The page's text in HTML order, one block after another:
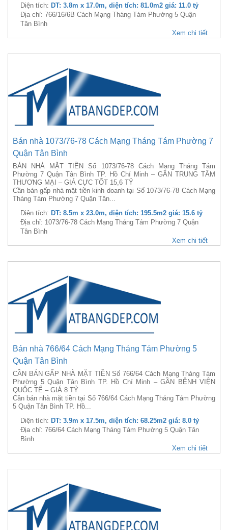
Diện tích: DT: 3.8m x 17.0m, diện tích: 81.0m2 giá: 11.0 tỷ
Địa chỉ: 766/16/6B Cách Mạng Tháng Tám Phường 5 Quận
Tân Bình
Xem chi tiết
Bán nhà 1073/76-78 Cách Mạng Tháng Tám Phường 7
Quận Tân Bình
BÁN NHÀ MẶT TIỀN Số 1073/76-78 Cách Mạng Tháng Tám
Phường 7 Quận Tân Bình TP. Hồ Chí Minh – GẦN TRUNG TÂM
THƯƠNG MẠI – GIÁ CỰC TỐT 15,6 TỶ
Cần bán gấp nhà mặt tiền kinh doanh tại Số 1073/76-78 Cách Mạng
Tháng Tám Phường 7 Quận Tân...
Diện tích: DT: 8.5m x 23.0m, diện tích: 195.5m2 giá: 15.6 tỷ
Địa chỉ: 1073/76-78 Cách Mạng Tháng Tám Phường 7 Quận
Tân Bình
Xem chi tiết
Bán nhà 766/64 Cách Mạng Tháng Tám Phường 5
Quận Tân Bình
CẦN BÁN GẤP NHÀ MẶT TIỀN Số 766/64 Cách Mạng Tháng Tám
Phường 5 Quận Tân Bình TP. Hồ Chí Minh – GẦN BỆNH VIỆN
QUỐC TẾ – GIÁ 8 TỶ
Cần bán nhà mặt tiền tại Số 766/64 Cách Mạng Tháng Tám Phường
5 Quận Tân Bình TP. Hồ...
Diện tích: DT: 3.9m x 17.5m, diện tích: 68.25m2 giá: 8.0 tỷ
Địa chỉ: 766/64 Cách Mạng Tháng Tám Phường 5 Quận Tân
Bình
Xem chi tiết